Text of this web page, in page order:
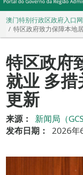
澳门特别行政区政府入口
特区政府致力保障本地
特区政府
就业 多
更新
来源：
新闻局（GCS
发布日期：
2026年